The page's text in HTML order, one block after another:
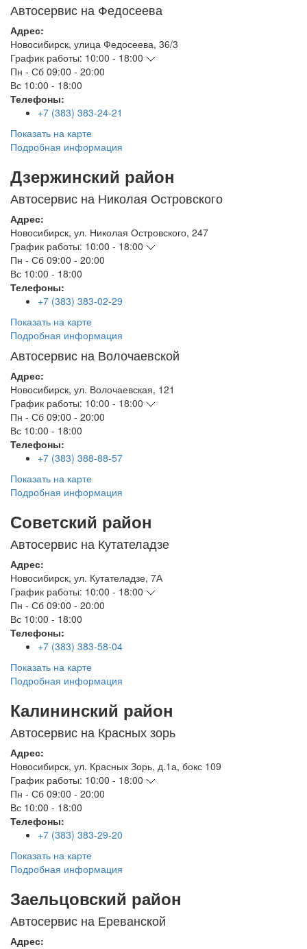
Автосервис на Федосеева
Адрес:
Новосибирск, улица Федосеева, 36/3
График работы: 10:00 - 18:00
Пн - Сб 09:00 - 20:00
Вс 10:00 - 18:00
Телефоны:
+7 (383) 383-24-21
Показать на карте
Подробная информация
Дзержинский район
Автосервис на Николая Островского
Адрес:
Новосибирск, ул. Николая Островского, 247
График работы: 10:00 - 18:00
Пн - Сб 09:00 - 20:00
Вс 10:00 - 18:00
Телефоны:
+7 (383) 383-02-29
Показать на карте
Подробная информация
Автосервис на Волочаевской
Адрес:
Новосибирск, ул. Волочаевская, 121
График работы: 10:00 - 18:00
Пн - Сб 09:00 - 20:00
Вс 10:00 - 18:00
Телефоны:
+7 (383) 388-88-57
Показать на карте
Подробная информация
Советский район
Автосервис на Кутателадзе
Адрес:
Новосибирск, ул. Кутателадзе, 7А
График работы: 10:00 - 18:00
Пн - Сб 09:00 - 20:00
Вс 10:00 - 18:00
Телефоны:
+7 (383) 383-58-04
Показать на карте
Подробная информация
Калининский район
Автосервис на Красных зорь
Адрес:
Новосибирск, ул. Красных Зорь, д.1а, бокс 109
График работы: 10:00 - 18:00
Пн - Сб 09:00 - 20:00
Вс 10:00 - 18:00
Телефоны:
+7 (383) 383-29-20
Показать на карте
Подробная информация
Заельцовский район
Автосервис на Ереванской
Адрес: